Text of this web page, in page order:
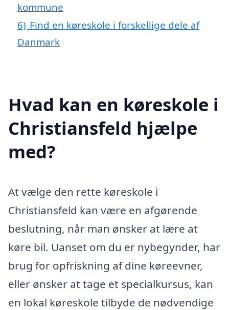
kommune
6) Find en køreskole i forskellige dele af
Danmark
Hvad kan en køreskole i
Christiansfeld hjælpe
med?
At vælge den rette køreskole i
Christiansfeld kan være en afgørende
beslutning, når man ønsker at lære at
køre bil. Uanset om du er nybegynder, har
brug for opfriskning af dine køreevner,
eller ønsker at tage et specialkursus, kan
en lokal køreskole tilbyde de nødvendige